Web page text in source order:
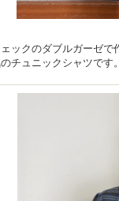
ックのダブルガーゼで
チュニックシャツです